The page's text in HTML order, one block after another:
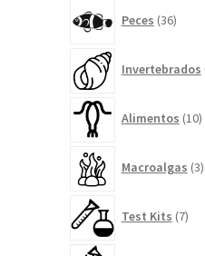
Peces 36
Invertebrados
Alimentos 10
Macroalgas 3
Test Kits 7